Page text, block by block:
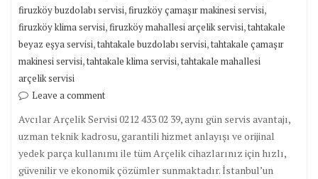
firuzköy buzdolabı servisi,firuzköy çamaşır makinesi servisi,
firuzköy klima servisi,firuzköy mahallesi arçelik servisi,tahtakale
beyaz eşya servisi,tahtakale buzdolabı servisi,tahtakale çamaşır
makinesi servisi,tahtakale klima servisi,tahtakale mahallesi
arçelik servisi
Leave a comment
Avcılar Arçelik Servisi 0212 433 02 39, aynı gün servis avantajı,
uzman teknik kadrosu, garantili hizmet anlayışı ve orijinal
yedek parça kullanımı ile tüm Arçelik cihazlarınız için hızlı,
güvenilir ve ekonomik çözümler sunmaktadır. İstanbul’un